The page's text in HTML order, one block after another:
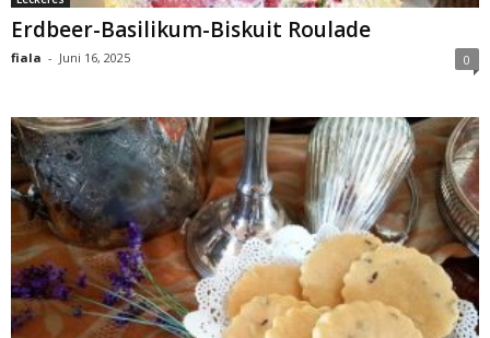
Erdbeer-Basilikum-Biskuit Roulade
fiala - Juni 16, 2025 0